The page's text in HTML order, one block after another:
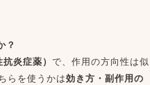
？
抗炎症薬）で、作用の方向性は似
らを使うかは効き方・副作用の